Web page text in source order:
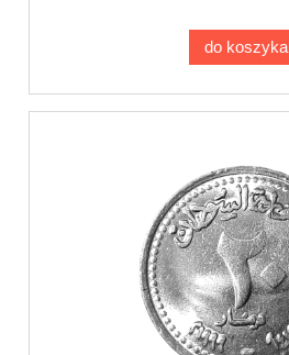
do koszyka